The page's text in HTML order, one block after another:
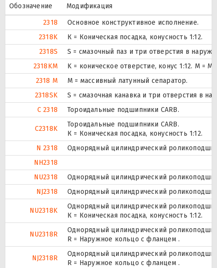
Обозначение
Модификация
2318
Основное конструктивное исполнение.
2318K
К = Коническая посадка, конусность 1:12.
2318S
S = смазочный паз и три отверстия в
2318KM
K = коническое отверстие, конус 1:12. М =
2318 M
M = массивный латунный сепаратор.
2318SK
S = смазочная канавка и три отверстия в
C 2318
Тороидальные подшипники CARB.
C2318K
Тороидальные подшипники CARB.
К = Коническая посадка, конусность 1:12.
N 2318
Однорядный цилиндрический
NH2318
NU2318
Однорядный цилиндрический
NJ2318
Однорядный цилиндрический
NU2318K
Однорядный цилиндрический
К = Коническая посадка, конусность 1:12.
NU2318R
Однорядный цилиндрический
R = Наружное кольцо с фланцем .
NJ2318R
Однорядный цилиндрический
R = Наружное кольцо с фланцем .